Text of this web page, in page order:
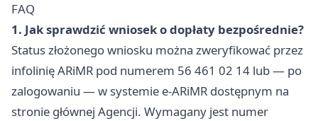
FAQ
1. Jak sprawdzić wniosek o dopłaty bezpośrednie?
Status złożonego wniosku można zweryfikować przez
infolinię ARiMR pod numerem 56 461 02 14 lub — po
zalogowaniu — w systemie e-ARiMR dostępnym na
stronie głównej Agencji. Wymagany jest numer